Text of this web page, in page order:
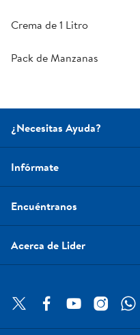
Crema de 1 Litro
Pack de Manzanas
¿Necesitas Ayuda?
Infórmate
Encuéntranos
Acerca de Lider